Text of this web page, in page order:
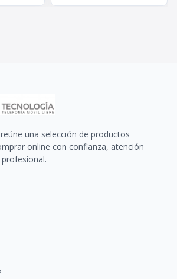
una selección de productos
online con confianza, atención